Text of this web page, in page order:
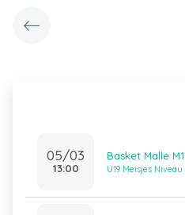
05/03
13:00
Basket Malle
U19 Meisjes